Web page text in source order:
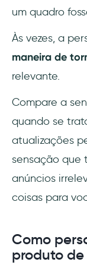
um quadro
Às vezes, a
maneira de
relevante.
Compare a
quando se
atualizações
sensação que
anúncios
coisas para
Como
produto